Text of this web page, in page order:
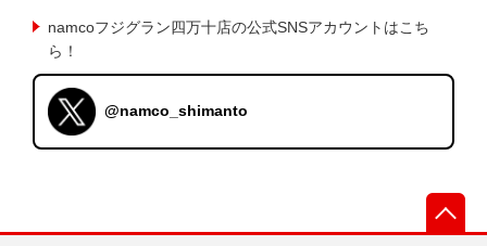
namcoフジグラン四万十店の公式SNSアカウントはこち
ら！
@namco_shimanto